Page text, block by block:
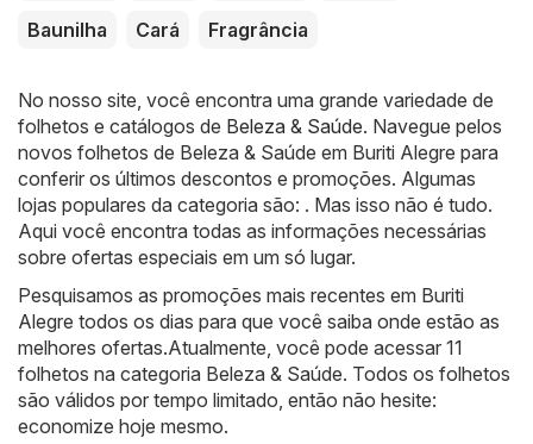
Baunilha
Cará Fragrância
No nosso site, você encontra uma grande variedade de
folhetos e catálogos de Beleza & Saúde. Navegue pelos
novos folhetos de Beleza & Saúde em Buriti Alegre para
conferir os últimos descontos e promoções. Algumas
lojas populares da categoria são: . Mas isso não é tudo.
Aqui você encontra todas as informações necessárias
sobre ofertas especiais em um só lugar.
Pesquisamos as promoções mais recentes em Buriti
Alegre todos os dias para que você saiba onde estão as
melhores ofertas.Atualmente, você pode acessar 11
folhetos na categoria Beleza & Saúde. Todos os folhetos
são válidos por tempo limitado, então não hesite:
economize hoje mesmo.